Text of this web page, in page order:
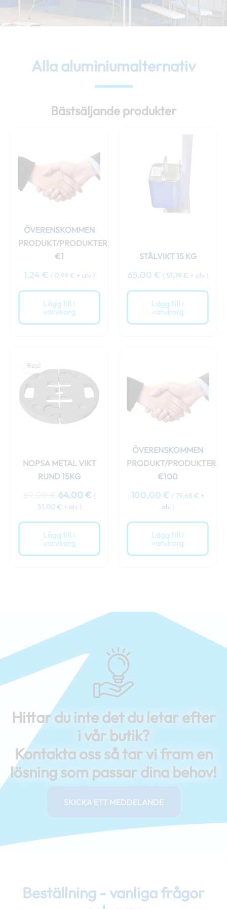
Alla aluminiumalternativ
Bästsäljande produkter
ÖVERENSKOMMEN
PRODUKT/PRODUKTER
€1
1,24 € ( 0,99 € + alv )
Lägg till i
varukorg
STÅLVIKT 15 KG
65,00 € ( 51,79 € + alv )
Lägg till i
varukorg
Rea!
NOPSA METAL VIKT
RUND 15KG
priset
var:
69,00 €.
64,00 €
är:
64,00 €.
(
51,00€ + alv )
Lägg till i
varukorg
ÖVERENSKOMMEN
PRODUKT/PRODUKTER
€100
100,00 € ( 79,68 € +
alv )
Lägg till i
varukorg
Hittar du inte det du letar efter
i vår butik?
Kontakta oss så tar vi fram en
lösning som passar dina behov!
SKICKA ETT MEDDELANDE
Beställning - vanliga frågor